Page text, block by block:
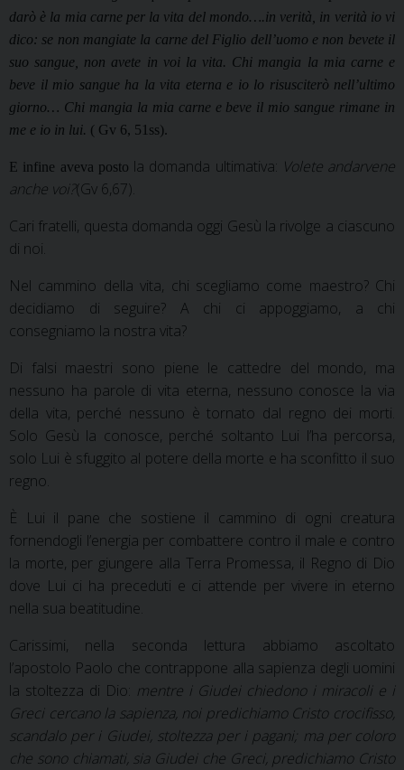
darò è la mia carne per la vita del mondo….in verità, in verità io vi
dico: se non mangiate la carne del Figlio dell’uomo e non bevete il
suo sangue, non avete in voi la vita. Chi mangia la mia carne e
beve il mio sangue ha la vita eterna e io lo risusciterò nell’ultimo
giorno… Chi mangia la mia carne e beve il mio sangue rimane in
me e io in lui. ( Gv 6, 51ss).
E infine aveva posto la domanda ultimativa: Volete andarvene
anche voi?(Gv 6,67).
Cari fratelli, questa domanda oggi Gesù la rivolge a ciascuno
di noi.
Nel cammino della vita, chi scegliamo come maestro? Chi
decidiamo di seguire? A chi ci appoggiamo, a chi
consegniamo la nostra vita?
Di falsi maestri sono piene le cattedre del mondo, ma
nessuno ha parole di vita eterna, nessuno conosce la via
della vita, perché nessuno è tornato dal regno dei morti.
Solo Gesù la conosce, perché soltanto Lui l’ha percorsa,
solo Lui è sfuggito al potere della morte e ha sconfitto il suo
regno.
È Lui il pane che sostiene il cammino di ogni creatura
fornendogli l’energia per combattere contro il male e contro
la morte, per giungere alla Terra Promessa, il Regno di Dio
dove Lui ci ha preceduti e ci attende per vivere in eterno
nella sua beatitudine.
Carissimi, nella seconda lettura abbiamo ascoltato
l’apostolo Paolo che contrappone alla sapienza degli uomini
la stoltezza di Dio: mentre i Giudei chiedono i miracoli e i
Greci cercano la sapienza, noi predichiamo Cristo crocifisso,
scandalo per i Giudei, stoltezza per i pagani; ma per coloro
che sono chiamati, sia Giudei che Greci, predichiamo Cristo